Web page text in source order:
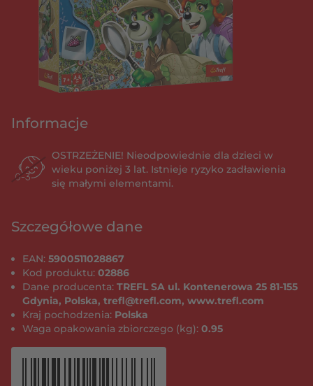
Informacje
OSTRZEŻENIE! Nieodpowiednie dla dzieci w
wieku poniżej 3 lat. Istnieje ryzyko zadławienia
się małymi elementami.
Szczegółowe dane
EAN: 5900511028867
Kod produktu: 02886
Dane producenta: TREFL SA ul. Kontenerowa 25 81-155
Gdynia, Polska, trefl@trefl.com, www.trefl.com
Kraj pochodzenia: Polska
Waga opakowania zbiorczego (kg): 0.95